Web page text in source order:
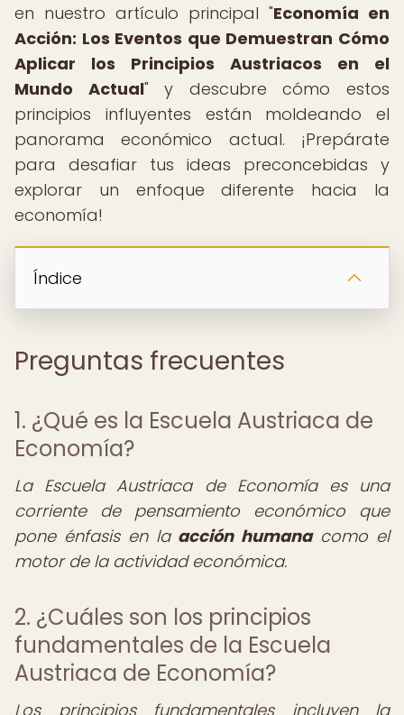
en nuestro artículo principal "Economía en
Acción: Los Eventos que Demuestran Cómo
Aplicar los Principios Austriacos en el
Mundo Actual" y descubre cómo estos
principios influyentes están moldeando el
panorama económico actual. ¡Prepárate
para desafiar tus ideas preconcebidas y
explorar un enfoque diferente hacia la
economía!
Índice
Preguntas frecuentes
1. ¿Qué es la Escuela Austriaca de
Economía?
La Escuela Austriaca de Economía es una
corriente de pensamiento económico que
pone énfasis en la acción humanacomo el
motor de la actividad económica.
2. ¿Cuáles son los principios
fundamentales de la Escuela
Austriaca de Economía?
Los principios fundamentales incluyen la